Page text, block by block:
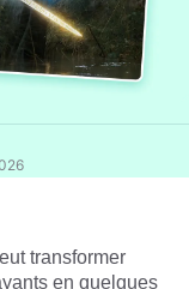
transformer
en quelques